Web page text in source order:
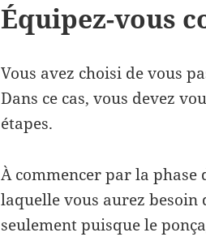
Équipez-vous
Vous avez choisi de vous
Dans ce cas, vous devez
étapes.
À commencer par la
laquelle vous aurez besoin
seulement puisque le